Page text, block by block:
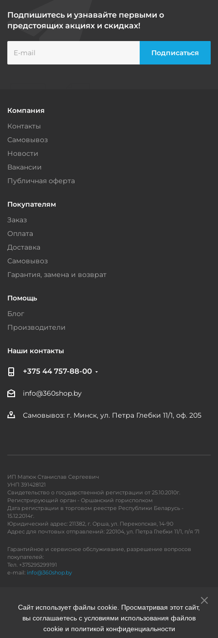
Подпишитесь и узнавайте первыми о
предстоящих акциях и скидках!
Компания
Контакты
Самовывоз
Новости
Вакансии
Публичная оферта
Покупателям
Заказ
Оплата
Доставка
Самовывоз
Гарантия, замена и возврат
Помощь
Блог
Производители
Наши контакты
+375 44 757-88-00
info@360shop.by
Самовывоз: г. Минск, ул. Петра Глебки 11/1, оф. 205
ИП Матюк Станислав Сергеевич
УНП 391428121
Свидетельство о государственной регистрации от 25.10.2010г.
Регистрирующий орган - Оршанский горисполком
Дата регистрации в торговом реестре Республики Беларусь -
15.12.2014г.
Юридический адрес: 211382, г. Орша, ул. Перекопская, 14-90
Адрес для почтовых отправлений: 220104, ул. Петра Глебки 11/1, п/я 71
Гарантийное и сервисное обслуживание, разрешение вопросов
покупателей:
Тел. +375295299191
e-mail: info@360shop.by
Сайт использует файлы cookie. Просматривая этот сайт,
вы соглашаетесь с условиями использования файлов
cookie и политикой конфиденциальности